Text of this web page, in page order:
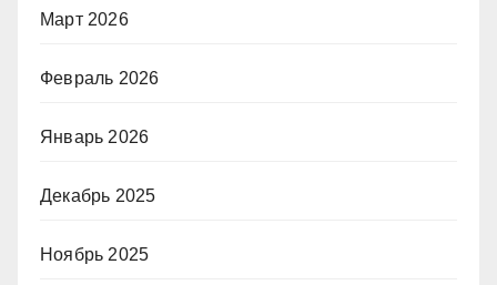
Март 2026
Февраль 2026
Январь 2026
Декабрь 2025
Ноябрь 2025